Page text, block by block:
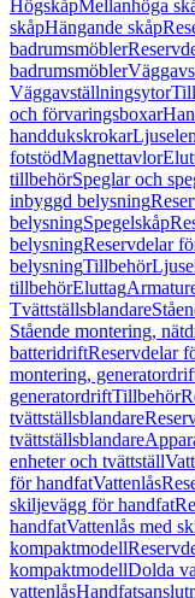
HögskåpMellanhöga
skåpHängande skåp
badrumsmöbler
badrumsmöbler
Väggavställningsytor
och förvaringsboxar
handdukskrokar
fotstödMagnettavlor
tillbehörSpeglar och
inbyggd belysning
belysningSpegelskåp
belysningReservdelar
belysningTillbehör
tillbehörEluttag
Tvättställsblandare
Stående montering,
batteridriftReservdelar
montering,
generatordriftTillbehör
tvättställsblandare
tvättställsblandare
enheter och tvättställ
för handfatVattenlås
skiljevägg för handfat
handfatVattenlås med
kompaktmodell
kompaktmodellDolda
vattenlås